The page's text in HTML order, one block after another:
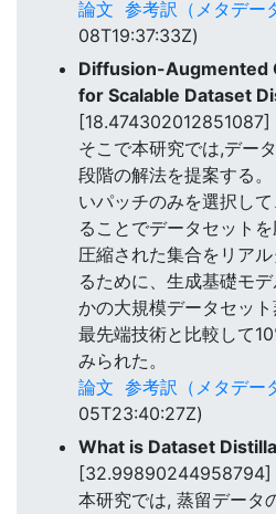
論文 参考訳（メタデー
08T19:37:33Z)
Diffusion-Augmented
for Scalable Dataset
[18.474302012851087]
そこで本研究では,デー
段階の解法を提案する
いパッチのみを選択し
ることでデータセット
圧縮された集合をリア
るために、生成基礎モ
かの大規模データセッ
最先端技術と比較して
みられた。
論文 参考訳（メタデー
05T23:40:27Z)
What is Dataset
[32.99890244958794]
本研究では, 蒸留データ